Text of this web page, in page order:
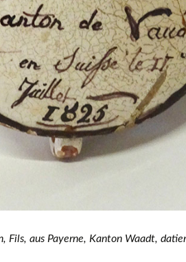
Fils, aus Payerne, Kanton Waadt,